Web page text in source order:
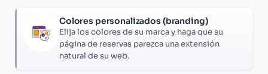
Colores personalizados (branding)
Elija los colores de su marca y haga que su
página de reservas parezca una extensión
natural de su web.